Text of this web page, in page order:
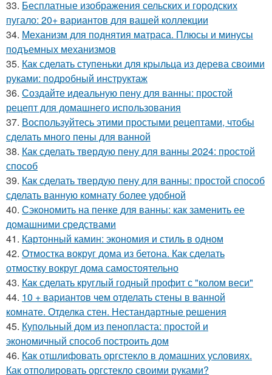
33. Бесплатные изображения сельских и городских
пугало: 20+ вариантов для вашей коллекции
34. Механизм для поднятия матраса. Плюсы и минусы
подъемных механизмов
35. Как сделать ступеньки для крыльца из дерева своими
руками: подробный инструктаж
36. Создайте идеальную пену для ванны: простой
рецепт для домашнего использования
37. Воспользуйтесь этими простыми рецептами, чтобы
сделать много пены для ванной
38. Как сделать твердую пену для ванны 2024: простой
способ
39. Как сделать твердую пену для ванны: простой способ
сделать ванную комнату более удобной
40. Сэкономить на пенке для ванны: как заменить ее
домашними средствами
41. Картонный камин: экономия и стиль в одном
42. Отмостка вокруг дома из бетона. Как сделать
отмостку вокруг дома самостоятельно
43. Как сделать круглый годный профит с "колом веси"
44. 10 + вариантов чем отделать стены в ванной
комнате. Отделка стен. Нестандартные решения
45. Купольный дом из пенопласта: простой и
экономичный способ построить дом
46. Как отшлифовать оргстекло в домашних условиях.
Как отполировать оргстекло своими руками?